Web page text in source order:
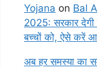
Yojana on Bal
2025: सरकार
बच्चों को, ऐसे करें
अब हर समस्या का